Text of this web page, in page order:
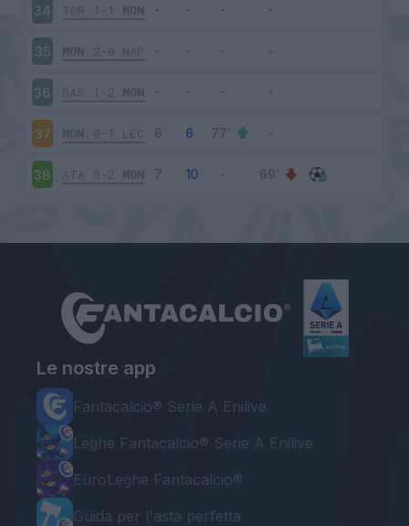
34 TOR 1-1 MON
35 MON 2-0 NAP
36 SAS 1-2 MON
37 MON 0-1 LEC
38 ATA 5-2 MON
Le nostre app
Fantacalcio® Serie A Enilive
Leghe Fantacalcio® Serie A Enilive
EuroLeghe Fantacalcio®
Guida per l'asta perfetta